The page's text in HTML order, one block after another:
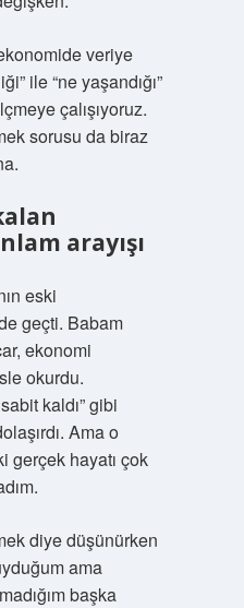
veriye
ile “ne yaşandığı”
çalışıyoruz.
sorusu da biraz
arayışı
eski
geçti. Babam
ekonomi
okurdu.
kaldı” gibi
Ama o
gerçek hayatı çok
diye düşünürken
ama
başka